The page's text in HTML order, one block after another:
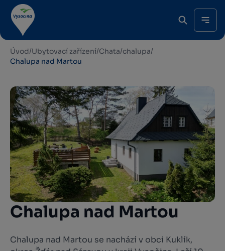
Úvod/Ubytovací zařízení/Chata/chalupa/
Chalupa nad Martou
Chalupa nad Martou
Chalupa nad Martou se nachází v obci Kuklík,